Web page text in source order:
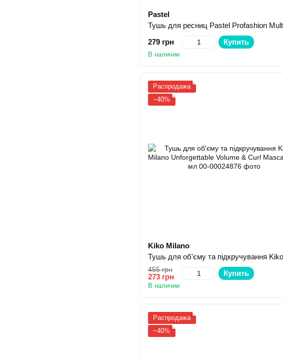
Pastel
279 грн
Купить
В наличии
Распродажа
−40%
Kiko Milano
455 грн
273 грн Купить
В наличии
Распродажа
−40%